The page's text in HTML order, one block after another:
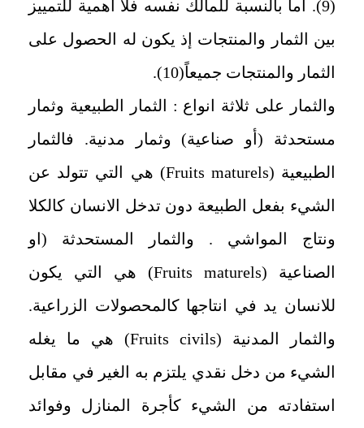
(9). اما بالنسبة للمالك نفسه فلا اهمية للتمييز
بين الثمار والمنتجات إذ يكون له الحصول على
الثمار والمنتجات جميعاً(10).
والثمار على ثلاثة انواع : الثمار الطبيعية وثمار
مستحدثة (أو صناعية) وثمار مدنية. فالثمار
الطبيعية (Fruits maturels) هي التي تتولد عن
الشيء بفعل الطبيعة دون تدخل الانسان كالكلا
ونتاج المواشي . والثمار المستحدثة (او
الصناعية (Fruits maturels) هي التي يكون
للانسان يد في انتاجها كالمحصولات الزراعية.
والثمار المدنية (Fruits civils) هي ما يغله
الشيء من دخل نقدي يلتزم به الغير في مقابل
استفادته من الشيء كأجرة المنازل وفوائد